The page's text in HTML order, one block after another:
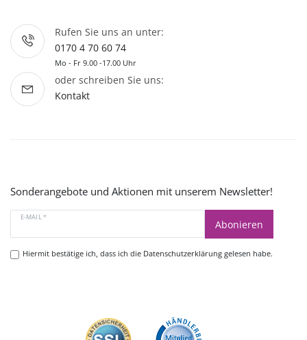
Rufen Sie uns an unter:
0170 4 70 60 74
Mo - Fr 9.00 -17.00 Uhr
oder schreiben Sie uns:
Kontakt
Sonderangebote und Aktionen mit unserem Newsletter!
E-MAIL *
Abonieren
Hiermit bestätige ich, dass ich die Datenschutzerklärunggelesen habe.